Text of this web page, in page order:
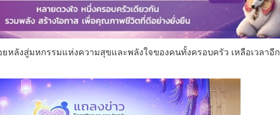
หลังสู่มหกรรมแห่งความสุขและพลังใจของคนทั้งครอบครัว เหลือเวลาอีก